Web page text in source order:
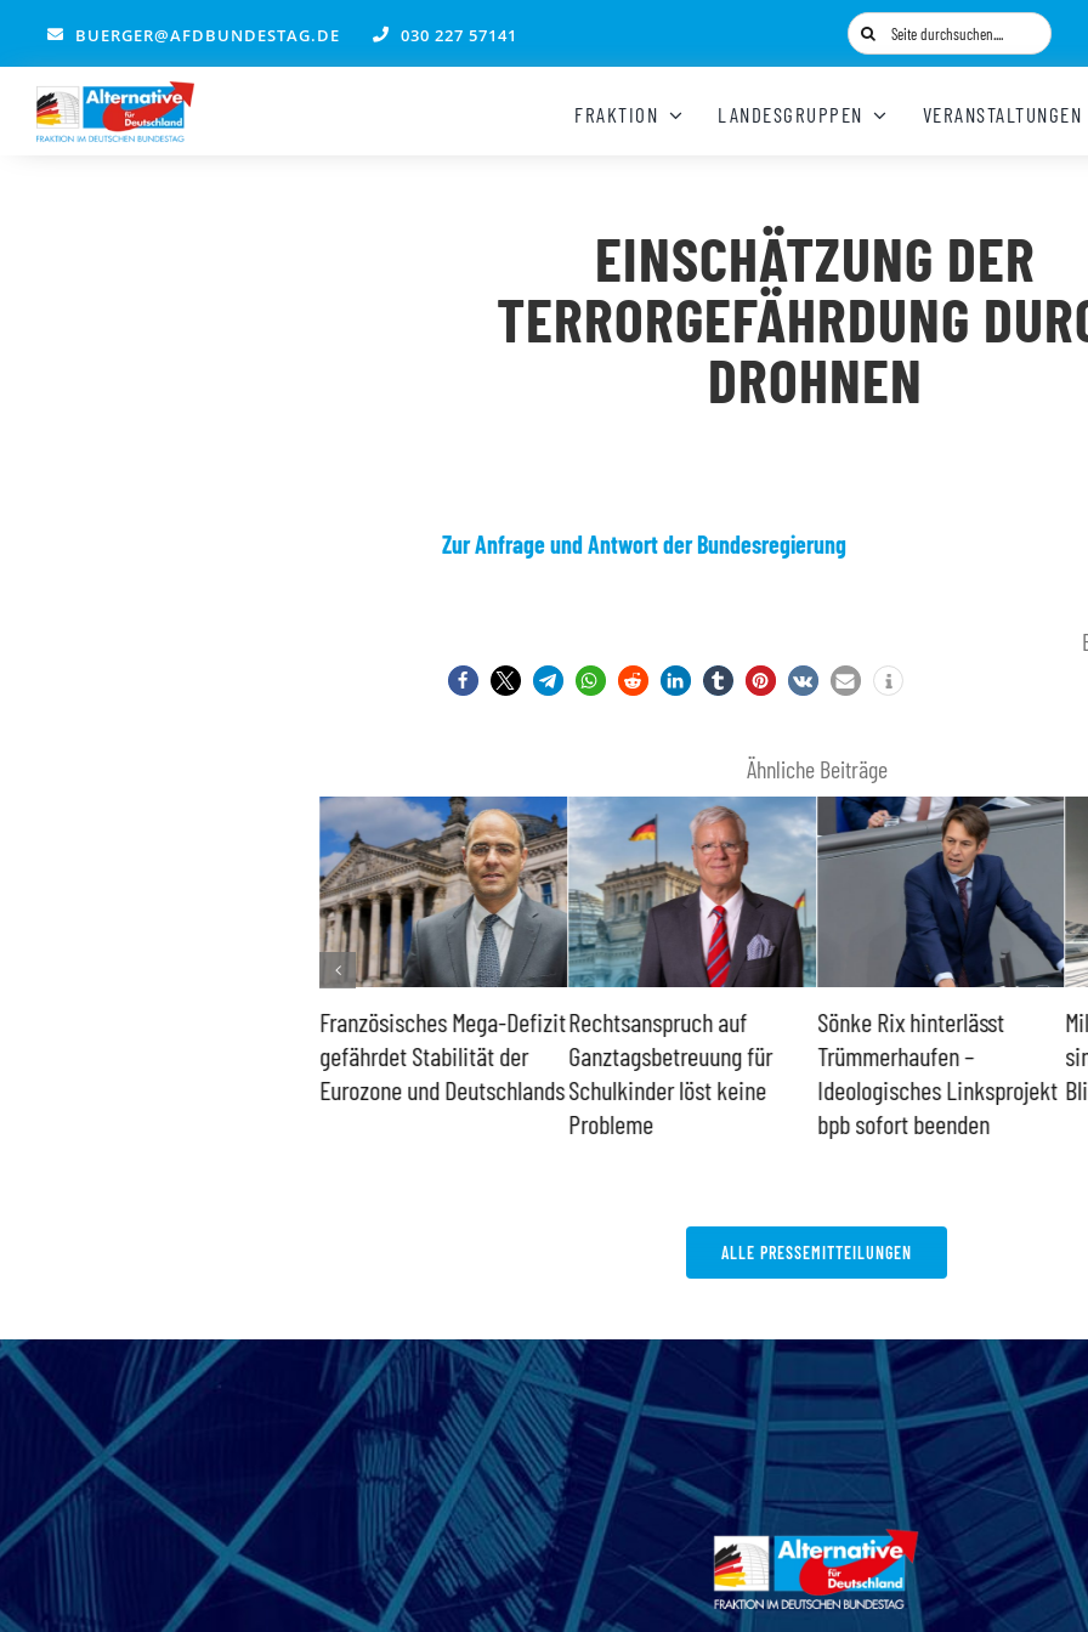
springen
BUERGER@AFDBUNDESTAG.DE 030 227 57141
Suche
nach:
FRAKTION LANDESGRUPPEN VERANSTALTUNGEN
EINSCHÄTZUNG DER
TERRORGEFÄHRDUNG
DROHNEN
Zur Anfrage und Antwort der Bundesregierung
Ähnliche Beiträge
Französisches Mega-Defizit
gefährdet Stabilität der
Eurozone und Deutschlands
Rechtsanspruch auf
Ganztagsbetreuung für
Schulkinder löst keine
Probleme
Sönke Rix hinterlässt
Trümmerhaufen –
Ideologisches Linksprojekt
bpb sofort beenden
ALLE PRESSEMITTEILUNGEN